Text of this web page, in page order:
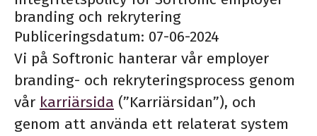
branding och rekrytering
Publiceringsdatum: 07-06-2024
Vi på Softronic hanterar vår employer
branding- och rekryteringsprocess genom
vår karriärsida (”Karriärsidan”), och
genom att använda ett relaterat system